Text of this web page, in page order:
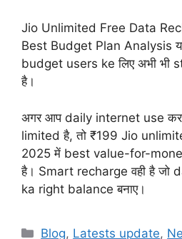
Jio Unlimited Free Data
Best Budget Plan Analysis
budget users ke लिए अभी भी
है।
अगर आप daily internet use
limited है, तो ₹199 Jio
2025 में best value-for-money
है। Smart recharge वही है जो
ka right balance बनाए।
Categories
Blog, Latests update,